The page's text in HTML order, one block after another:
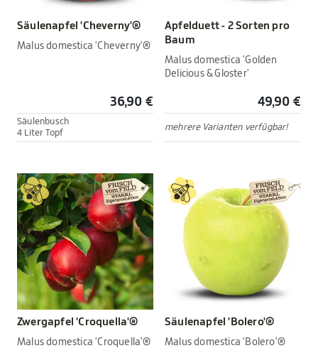
Säulenapfel 'Cheverny'®
Malus domestica 'Cheverny'®
36,90 €
Säulenbusch
4 Liter Topf
Apfelduett - 2 Sorten pro
Baum
Malus domestica 'Golden
Delicious & Gloster'
49,90 €
mehrere Varianten verfügbar!
Zwergapfel 'Croquella'®
Malus domestica 'Croquella'®
Säulenapfel 'Bolero'®
Malus domestica 'Bolero'®